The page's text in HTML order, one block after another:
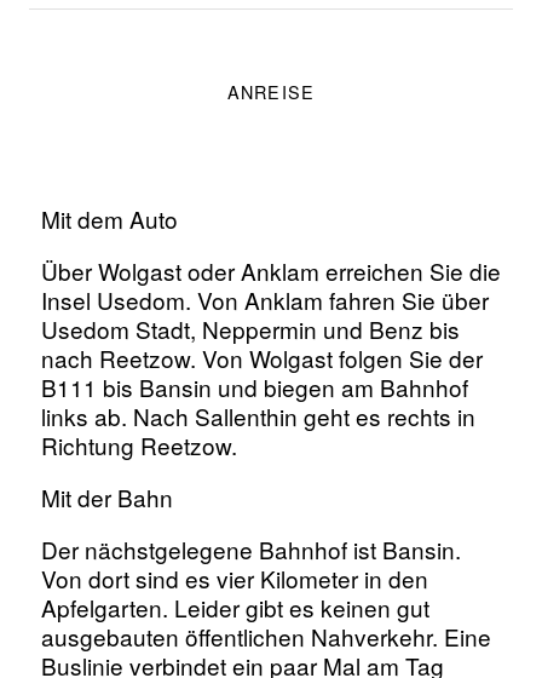
ANREISE
Mit dem Auto
Über Wolgast oder Anklam erreichen Sie die
Insel Usedom. Von Anklam fahren Sie über
Usedom Stadt, Neppermin und Benz bis
nach Reetzow. Von Wolgast folgen Sie der
B111 bis Bansin und biegen am Bahnhof
links ab. Nach Sallenthin geht es rechts in
Richtung Reetzow.
Mit der Bahn
Der nächstgelegene Bahnhof ist Bansin.
Von dort sind es vier Kilometer in den
Apfelgarten. Leider gibt es keinen gut
ausgebauten öffentlichen Nahverkehr. Eine
Buslinie verbindet ein paar Mal am Tag